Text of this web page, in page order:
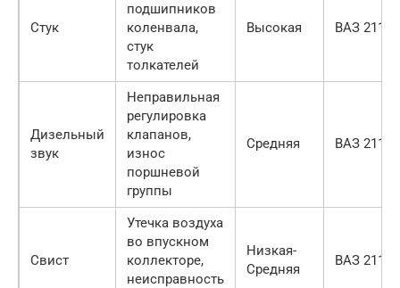
Стук
подшипников
коленвала,
стук
толкателей
Высокая ВАЗ 2114
Дизельный
звук
Неправильная
регулировка
клапанов,
износ
поршневой
группы
Средняя ВАЗ 2115
Свист
Утечка воздуха
во впускном
коллекторе,
неисправность
Низкая-
Средняя
ВАЗ 2113